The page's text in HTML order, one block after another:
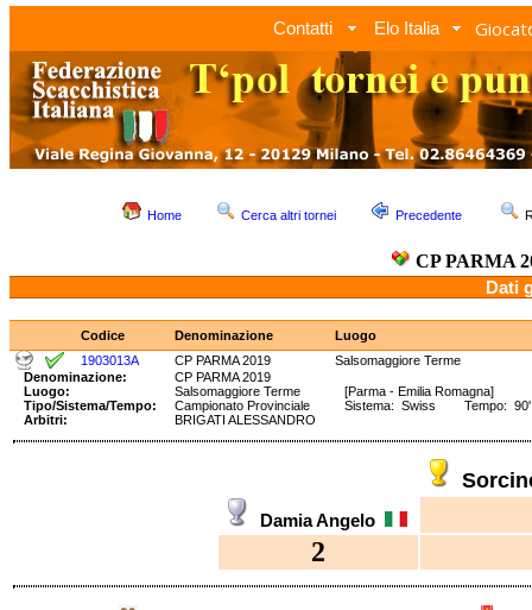
Contatti Elo Italia
Home Cerca altri tornei Precedente
CP PARMA
Dati
Codice Denominazione
Luogo
1903013A
CP PARMA 2019
Salsomaggiore Terme
Denominazione:
CP PARMA 2019
Luogo:
Salsomaggiore Terme
[Parma - Emilia Romagna]
Tipo/Sistema/Tempo:
Campionato Provinciale
Sistema: Swiss Tempo: 90'
Arbitri:
BRIGATI ALESSANDRO
Damia Angelo
2